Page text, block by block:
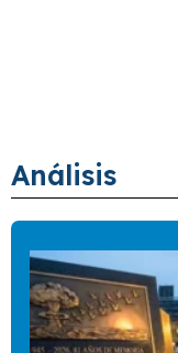
Análisis